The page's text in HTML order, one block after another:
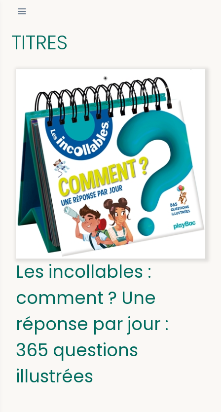
TITRES
Les incollables :
comment ? Une
réponse par jour :
365 questions
illustrées